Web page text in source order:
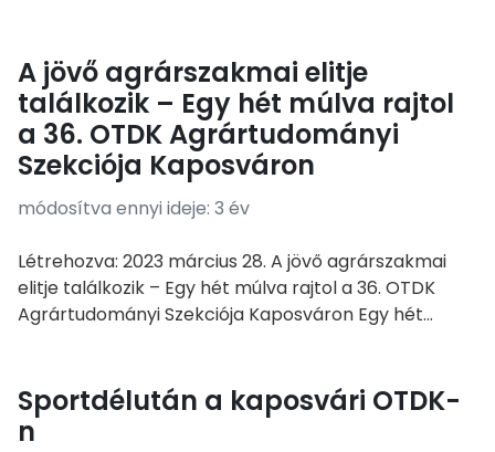
A jövő agrárszakmai elitje
találkozik – Egy hét múlva rajtol
a 36. OTDK Agrártudományi
Szekciója Kaposváron
módosítva ennyi ideje: 3 év
Létrehozva: 2023 március 28. A jövő agrárszakmai
elitje találkozik – Egy hét múlva rajtol a 36. OTDK
Agrártudományi Szekciója Kaposváron Egy hét...
Sportdélután a kaposvári OTDK-
n